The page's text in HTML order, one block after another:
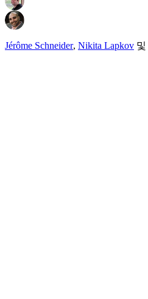
Jérôme Schneider, Nikita Lapkov 및